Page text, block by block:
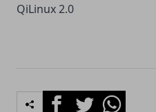
QiLinux 2.0
FacebookTwitterWhatsapp